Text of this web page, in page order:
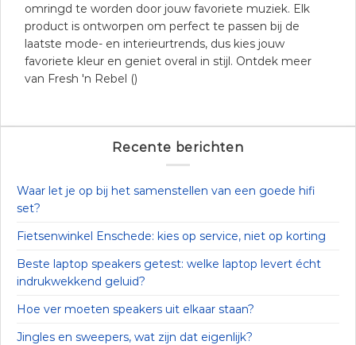
omringd te worden door jouw favoriete muziek. Elk
product is ontworpen om perfect te passen bij de
laatste mode- en interieurtrends, dus kies jouw
favoriete kleur en geniet overal in stijl. Ontdek meer
van Fresh 'n Rebel ()
Recente berichten
Waar let je op bij het samenstellen van een goede hifi
set?
Fietsenwinkel Enschede: kies op service, niet op korting
Beste laptop speakers getest: welke laptop levert écht
indrukwekkend geluid?
Hoe ver moeten speakers uit elkaar staan?
Jingles en sweepers, wat zijn dat eigenlijk?